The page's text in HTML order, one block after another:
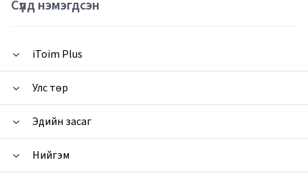
Сүүлд нэмэгдсэн
iToim Plus
Улс төр
Эдийн засаг
Нийгэм